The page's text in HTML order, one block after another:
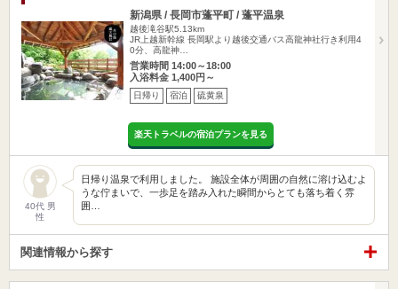
新潟県 / 長岡市蓬平町 / 蓬平温泉
越後滝谷駅5.13km
JR上越新幹線 長岡駅より越後交通バス高龍神社行き利用4
0分、高龍神…
営業時間 14:00～18:00
入浴料金 1,400円～
日帰り 宿泊 硫黄泉
楽天トラベルの宿泊プランを見る
40代 男
性
​日帰り温泉で利用しました。 施設全体が周囲の自然に溶け込むよ
うな佇まいで、一歩足を踏み入れた瞬間からとても落ち着く雰
囲…
関連情報から探す